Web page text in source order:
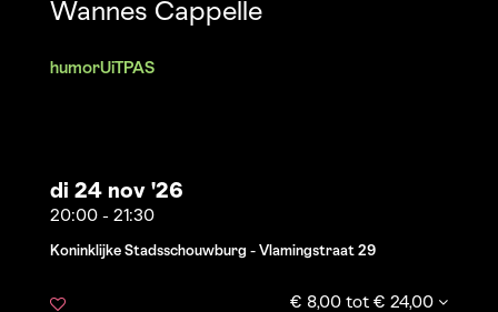
Wannes Cappelle
humorUiTPAS
di 24 nov '26
20:00 - 21:30
Koninklijke Stadsschouwburg - Vlamingstraat 29
€ 8,00 tot € 24,00